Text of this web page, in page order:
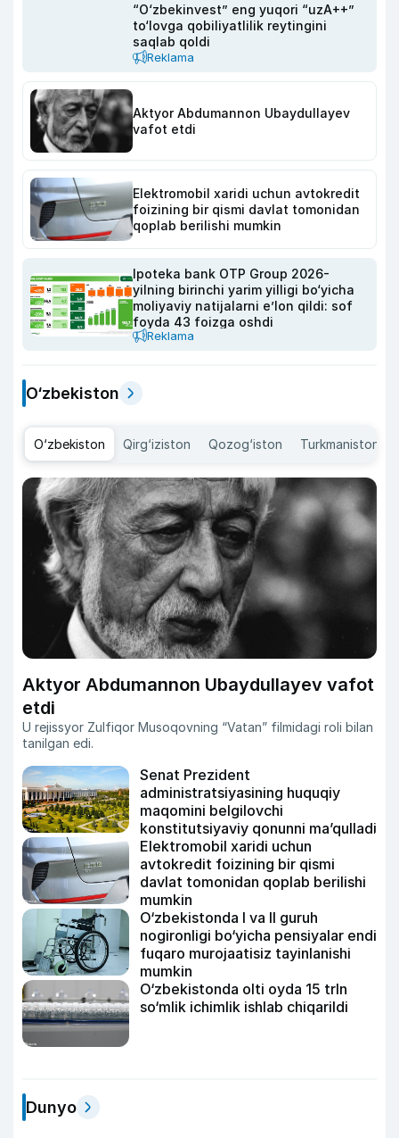
“O‘zbekinvest” eng yuqori “uzA++”
to‘lovga qobiliyatlilik reytingini
saqlab qoldi
Reklama
Aktyor Abdu­mannon Ubaydullayev
vafot etdi
Elektromobil xaridi uchun avtokredit
foizining bir qismi davlat tomonidan
qoplab berilishi mumkin
Ipoteka bank OTP Group 2026-
yilning birinchi yarim yilligi bo‘yicha
moliyaviy natijalarni e’lon qildi: sof
foyda 43 foizga oshdi
Reklama
O‘zbekiston
O‘zbekiston Qirg‘iziston Qozog‘iston Turkmaniston
Aktyor Abdu­mannon Ubaydullayev vafot
etdi
U rejissyor Zulfiqor Musoqovning “Vatan” filmidagi roli bilan
tanilgan edi.
Senat Prezident
administratsiyasining huquqiy
maqomini belgilovchi
konstitutsiyaviy qonunni ma’qulladi
Elektromobil xaridi uchun
avtokredit foizining bir qismi
davlat tomonidan qoplab berilishi
mumkin
O‘zbekistonda I va II guruh
nogironligi bo‘yicha pensiyalar endi
fuqaro murojaatisiz tayinlanishi
mumkin
O‘zbekistonda olti oyda 15 trln
so‘mlik ichimlik ishlab chiqarildi
Dunyo